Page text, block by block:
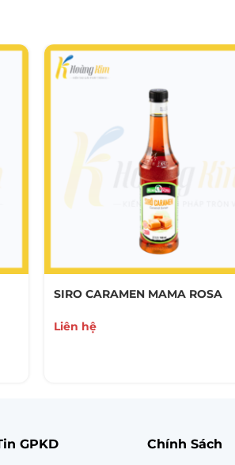
SIRO CARAMEN MAMA ROSA
Liên hệ
GPKD Chính Sách